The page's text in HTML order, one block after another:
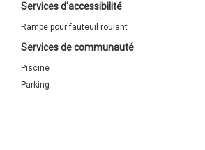
Services d'accessibilité
Rampe pour fauteuil roulant
Services de communauté
Piscine
Parking